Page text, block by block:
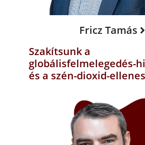
Fricz Tamás
Szakítsunk a
globálisfelmelegedés-
és a szén-dioxid-